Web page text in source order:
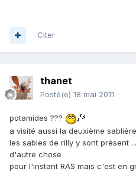
Citer
thanet
Posté(e) 18 mai 2011
potamides ???
a visité aussi la deuxième
les sables de rilly y sont présent
d'autre chose
pour l'instant RAS mais c'est en